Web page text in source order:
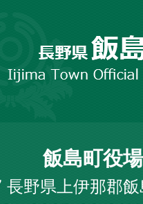
飯島町役場
野県上伊那郡